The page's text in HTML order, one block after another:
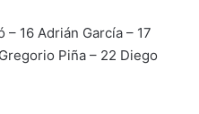
– 16 Adrián García – 17
Piña – 22 Diego